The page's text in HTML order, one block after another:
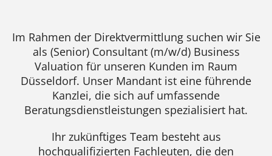
Im Rahmen der Direktvermittlung suchen wir Sie
als (Senior) Consultant (m/w/d) Business
Valuation für unseren Kunden im Raum
Düsseldorf. Unser Mandant ist eine führende
Kanzlei, die sich auf umfassende
Beratungsdienstleistungen spezialisiert hat.
Ihr zukünftiges Team besteht aus
hochqualifizierten Fachleuten, die den